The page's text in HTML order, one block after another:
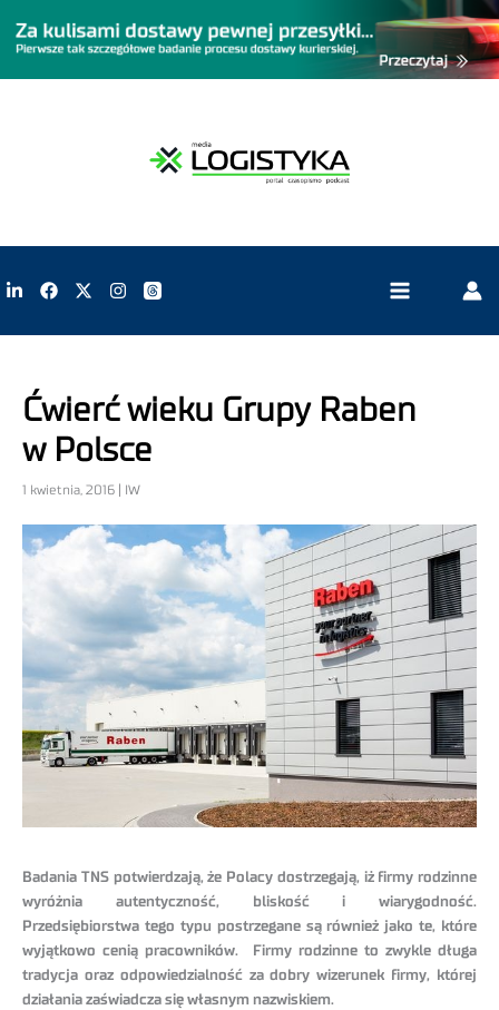
Ćwierć wieku Grupy Raben
w Polsce
1 kwietnia, 2016 | IW
Badania TNS potwierdzają, że Polacy dostrzegają, iż firmy rodzinne
wyróżnia autentyczność, bliskość i wiarygodność.
Przedsiębiorstwa tego typu postrzegane są również jako te, które
wyjątkowo cenią pracowników. Firmy rodzinne to zwykle długa
tradycja oraz odpowiedzialność za dobry wizerunek firmy, której
działania zaświadcza się własnym nazwiskiem.